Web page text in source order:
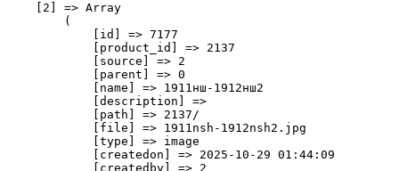
    [2] => Array
        (
            [id] => 7177
            [product_id] => 2137
            [source] => 2
            [parent] => 0
            [name] => 1911нш-1912нш2
            [description] =>
            [path] => 2137/
            [file] => 1911nsh-1912nsh2.jpg
            [type] => image
            [createdon] => 2025-10-29 01:44:09
            [createdby] => 2